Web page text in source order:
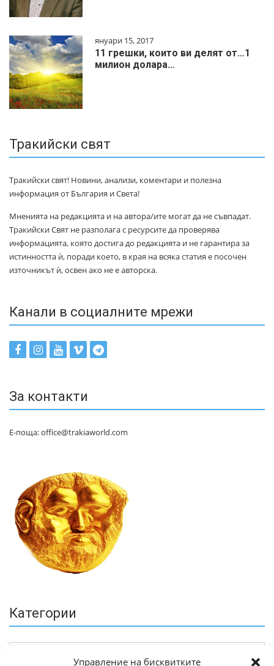
Управление на бисквитките
януари 15, 2017
11 грешки, които ви делят от…1
милиoн дoлapa…
Тракийски свят
Тракийски свят! Новини, анализи, коментари и полезна
информация от България и Света!
Мненията на редакцията и на автора/ите могат да не съвпадат.
Тракийски Свят не разполага с ресурсите да проверява
информацията, която достига до редакцията и не гарантира за
истинността ѝ, поради което, в края на всяка статия е посочен
източникът ѝ, освен ако не е авторска.
Канали в социалните мрежи
За контакти
Е-поща: office@trakiaworld.com
Категории